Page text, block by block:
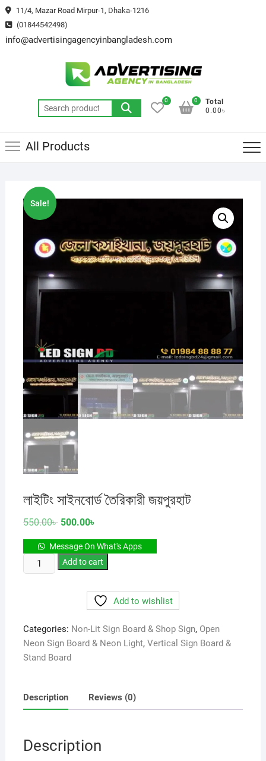
Skip
to
content
11/4, Mazar Road Mirpur-1, Dhaka-1216
(01844542498)
info@advertisingagencyinbangladesh.com
Search
for:
0
Total
0.00৳
0
All Products
Sale!
লাইটিং সাইনবোর্ড তৈরিকারী জয়পুরহাট
550.00৳ Original
was:
550.00৳ .
500.00৳
is:
500.00৳ .
Message On What's Apps
লাইটিং
সাইনবোর্ড
Add to cart
Add to wishlist
Categories: Non-Lit Sign Board & Shop Sign, Open
Neon Sign Board & Neon Light, Vertical Sign Board &
Stand Board
Description Reviews (0)
Description